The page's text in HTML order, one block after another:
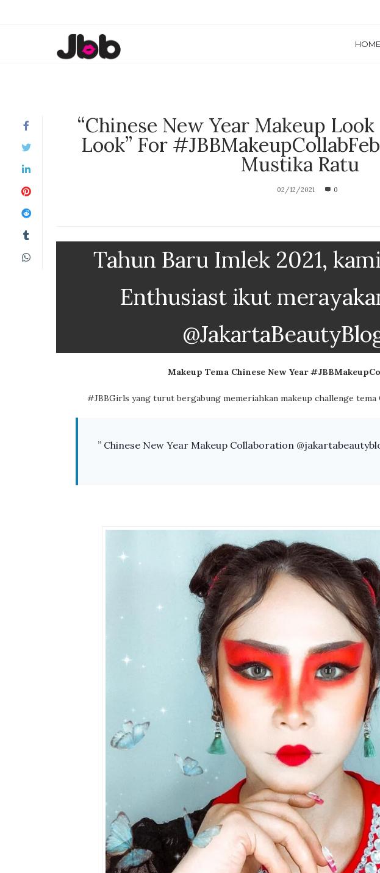
HOME
“Chinese New Year Makeup
Look” For
Mustika Ratu
02/12/2021 0
Tahun Baru Imlek 2021,
Enthusiast ikut
Makeup Tema Chinese New Year
#JBBGirls yang turut bergabung memeriahkan makeup challenge tema
” Chinese New Year Makeup Collaboration